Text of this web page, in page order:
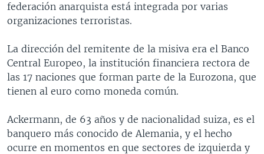
federación anarquista está integrada por varias
organizaciones terroristas.
La dirección del remitente de la misiva era el Banco
Central Europeo, la institución financiera rectora de
las 17 naciones que forman parte de la Eurozona, que
tienen al euro como moneda común.
Ackermann, de 63 años y de nacionalidad suiza, es el
banquero más conocido de Alemania, y el hecho
ocurre en momentos en que sectores de izquierda y